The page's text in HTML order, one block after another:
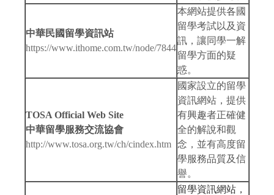
中華民國留學資訊站
https://www.ithome.com.tw/node/7844
本網站提供各國
留學考試以及資
訊，讓同學一解
留學方面的疑
惑。
TOSA Official Web Site
中華留學服務交流協會
http://www.tosa.org.tw/ch/cindex.htm
國家設立的留學
資訊網站，提供
有興趣者正確健
全的解說和觀
念，並有高度留
學服務品質及信
譽。
留學資訊網站，